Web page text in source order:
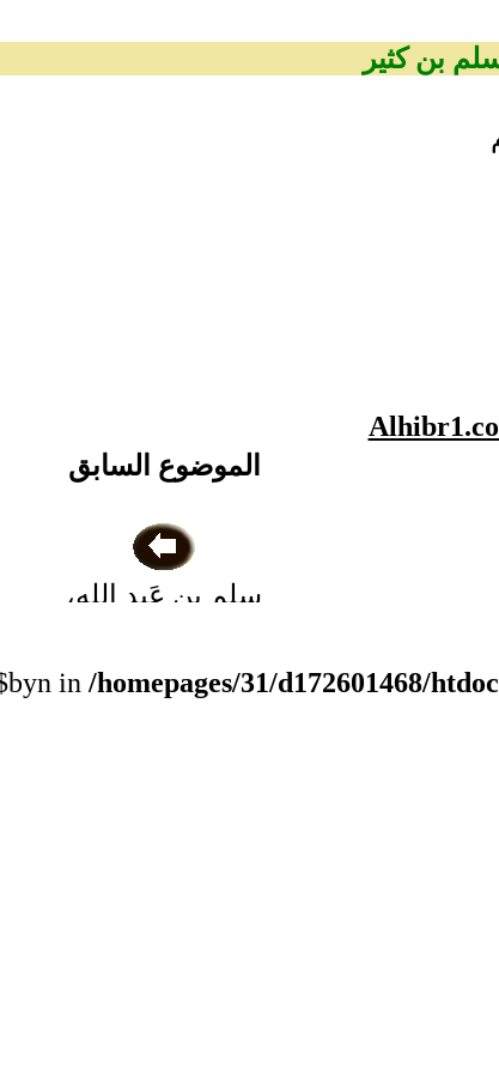
بن كثير
الموضوع السابق
سلم بن عَبد الله،
in /homepages/31/d172601468/